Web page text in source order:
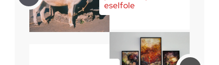
eselfole